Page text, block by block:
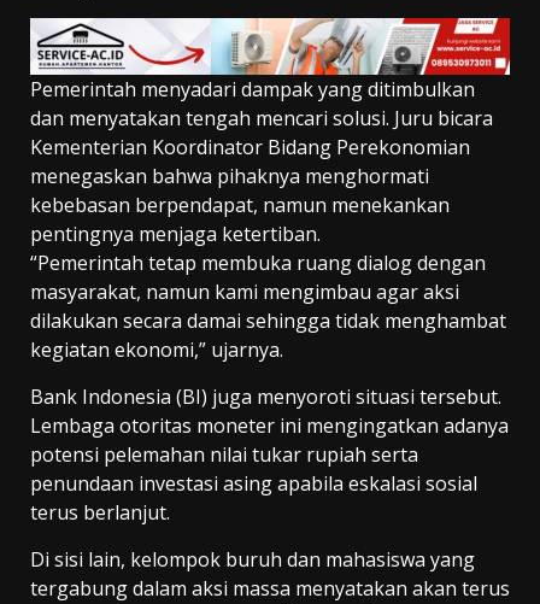
Pemerintah menyadari dampak yang ditimbulkan
dan menyatakan tengah mencari solusi. Juru bicara
Kementerian Koordinator Bidang Perekonomian
menegaskan bahwa pihaknya menghormati
kebebasan berpendapat, namun menekankan
pentingnya menjaga ketertiban.
“Pemerintah tetap membuka ruang dialog dengan
masyarakat, namun kami mengimbau agar aksi
dilakukan secara damai sehingga tidak menghambat
kegiatan ekonomi,” ujarnya.
Bank Indonesia (BI) juga menyoroti situasi tersebut.
Lembaga otoritas moneter ini mengingatkan adanya
potensi pelemahan nilai tukar rupiah serta
penundaan investasi asing apabila eskalasi sosial
terus berlanjut.
Di sisi lain, kelompok buruh dan mahasiswa yang
tergabung dalam aksi massa menyatakan akan terus